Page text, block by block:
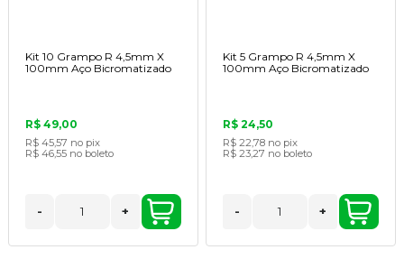
Kit 10 Grampo R 4,5mm X
100mm Aço Bicromatizado
R$ 49,00
R$ 45,57 no pix
R$ 46,55 no boleto
- +
Kit 5 Grampo R 4,5mm X
100mm Aço Bicromatizado
R$ 24,50
R$ 22,78 no pix
R$ 23,27 no boleto
- +